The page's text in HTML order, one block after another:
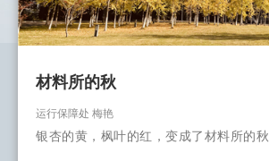
材料所的秋
运行保障处 梅艳
银杏的黄，枫叶的红，变成了材料所的秋